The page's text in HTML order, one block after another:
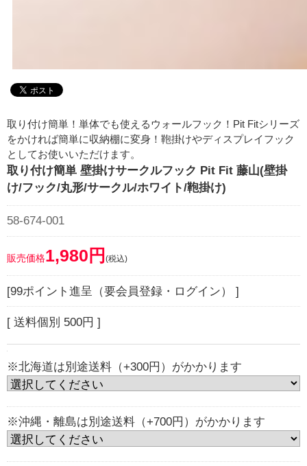
取り付け簡単！単体でも使えるウォールフック！Pit Fitシリーズ
をかければ簡単に収納棚に変身！鞄掛けやディスプレイフック
としてお使いいただけます。
取り付け簡単 壁掛けサークルフック Pit Fit 藤山(壁掛
け/フック/丸形/サークル/ホワイト/鞄掛け)
58-674-001
販売価格1,980円 (税込)
[99ポイント進呈（要会員登録・ログイン） ]
[ 送料個別 500円 ]
※北海道は別途送料（+300円）がかかります
※沖縄・離島は別途送料（+700円）がかかります